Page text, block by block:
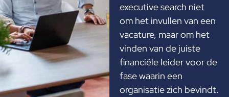
executive search niet
om het invullen van een
vacature, maar om het
vinden van de juiste
financiële leider voor de
fase waarin een
organisatie zich bevindt.